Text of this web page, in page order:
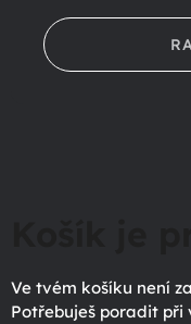
Ve tvém košíku není
Potřebuješ poradit při